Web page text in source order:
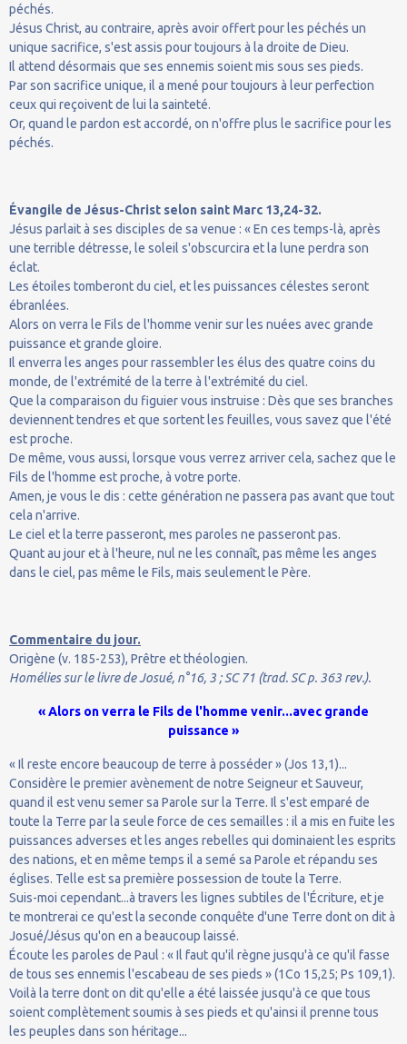
péchés.
Jésus Christ, au contraire, après avoir offert pour les péchés un
unique sacrifice, s'est assis pour toujours à la droite de Dieu.
Il attend désormais que ses ennemis soient mis sous ses pieds.
Par son sacrifice unique, il a mené pour toujours à leur perfection
ceux qui reçoivent de lui la sainteté.
Or, quand le pardon est accordé, on n'offre plus le sacrifice pour les
péchés.
Évangile de Jésus-Christ selon saint Marc 13,24-32.
Jésus parlait à ses disciples de sa venue : « En ces temps-là, après
une terrible détresse, le soleil s'obscurcira et la lune perdra son
éclat.
Les étoiles tomberont du ciel, et les puissances célestes seront
ébranlées.
Alors on verra le Fils de l'homme venir sur les nuées avec grande
puissance et grande gloire.
Il enverra les anges pour rassembler les élus des quatre coins du
monde, de l'extrémité de la terre à l'extrémité du ciel.
Que la comparaison du figuier vous instruise : Dès que ses branches
deviennent tendres et que sortent les feuilles, vous savez que l'été
est proche.
De même, vous aussi, lorsque vous verrez arriver cela, sachez que le
Fils de l'homme est proche, à votre porte.
Amen, je vous le dis : cette génération ne passera pas avant que tout
cela n'arrive.
Le ciel et la terre passeront, mes paroles ne passeront pas.
Quant au jour et à l'heure, nul ne les connaît, pas même les anges
dans le ciel, pas même le Fils, mais seulement le Père.
Commentaire du jour.
Origène (v. 185-253), Prêtre et théologien.
Homélies sur le livre de Josué, n°16, 3 ; SC 71 (trad. SC p. 363 rev.).
« Alors on verra le Fils de l'homme venir...avec grande
puissance »
« Il reste encore beaucoup de terre à posséder » (Jos 13,1)...
Considère le premier avènement de notre Seigneur et Sauveur,
quand il est venu semer sa Parole sur la Terre. Il s'est emparé de
toute la Terre par la seule force de ces semailles : il a mis en fuite les
puissances adverses et les anges rebelles qui dominaient les esprits
des nations, et en même temps il a semé sa Parole et répandu ses
églises. Telle est sa première possession de toute la Terre.
Suis-moi cependant...à travers les lignes subtiles de l'Écriture, et je
te montrerai ce qu'est la seconde conquête d'une Terre dont on dit à
Josué/Jésus qu'on en a beaucoup laissé.
Écoute les paroles de Paul : « Il faut qu'il règne jusqu'à ce qu'il fasse
de tous ses ennemis l'escabeau de ses pieds » (1Co 15,25; Ps 109,1).
Voilà la terre dont on dit qu'elle a été laissée jusqu'à ce que tous
soient complètement soumis à ses pieds et qu'ainsi il prenne tous
les peuples dans son héritage...